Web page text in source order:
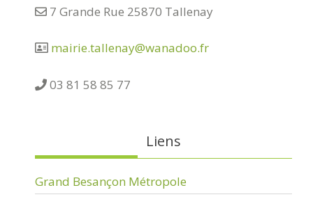
7 Grande Rue 25870 Tallenay
mairie.tallenay@wanadoo.fr
03 81 58 85 77
Liens
Grand Besançon Métropole